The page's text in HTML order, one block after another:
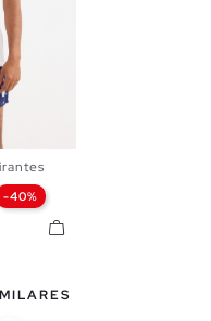
-40%